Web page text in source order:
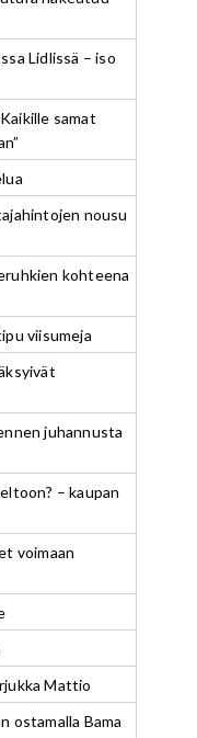
Lidlissä – iso
samat
nousu
kohteena
viisumeja
juhannusta
– kaupan
voimaan
Mattio
ostamalla Bama